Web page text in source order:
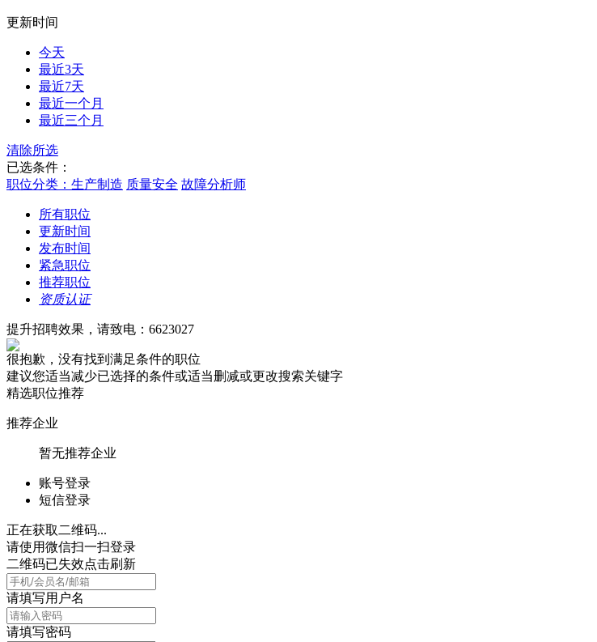
更新时间
今天
最近3天
最近7天
最近一个月
最近三个月
清除所选
已选条件：
职位分类：生产制造 质量安全 故障分析师
所有职位
更新时间
发布时间
紧急职位
推荐职位
资质认证
提升招聘效果，请致电：6623027
很抱歉，没有找到满足条件的职位
建议您适当减少已选择的条件或适当删减或更改搜索关键字
精选职位推荐
推荐企业
暂无推荐企业
账号登录
短信登录
正在获取二维码...
请使用微信扫一扫登录
二维码已失效点击刷新
请填写用户名
请填写密码